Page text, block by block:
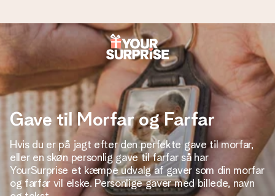
Bestil i dag, sendes inden for 1 hverdag
Vi laver din gave med omhu og sender den lynhurtigt – så
du kan give den på det helt rette tidspunkt, når den
betyder allermest.
4,7 (baseret på +15.000 anmeldelser)
Vores gaver inspirerer. Kunderne giver os 4,7 på Google
Reviews.
Gave til Morfar og Farfar
Hvis du er på jagt efter den perfekte gave til morfar,
eller en skøn personlig gave til farfar så har
YourSurprise et kæmpe udvalg af gaver som din morfar
og farfar vil elske. Personlige gaver med billede, navn